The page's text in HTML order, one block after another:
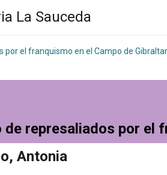
La Sauceda
por el franquismo en el Campo de Gibraltar
represaliados por el
Antonia